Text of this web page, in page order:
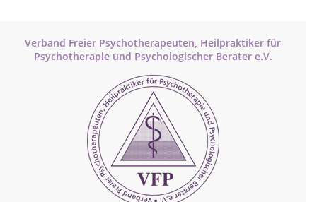
Verband Freier Psychotherapeuten, Heilpraktiker für
Psychotherapie und Psychologischer Berater e.V.